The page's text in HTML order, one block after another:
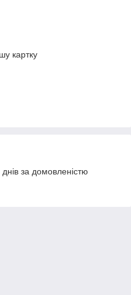
картку
за домовленістю